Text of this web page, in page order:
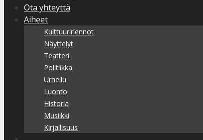
Ota yhteyttä
Aiheet
Kulttuuririennot
Näyttelyt
Teatteri
Politiikka
Urheilu
Luonto
Historia
Musiikki
Kirjallisuus